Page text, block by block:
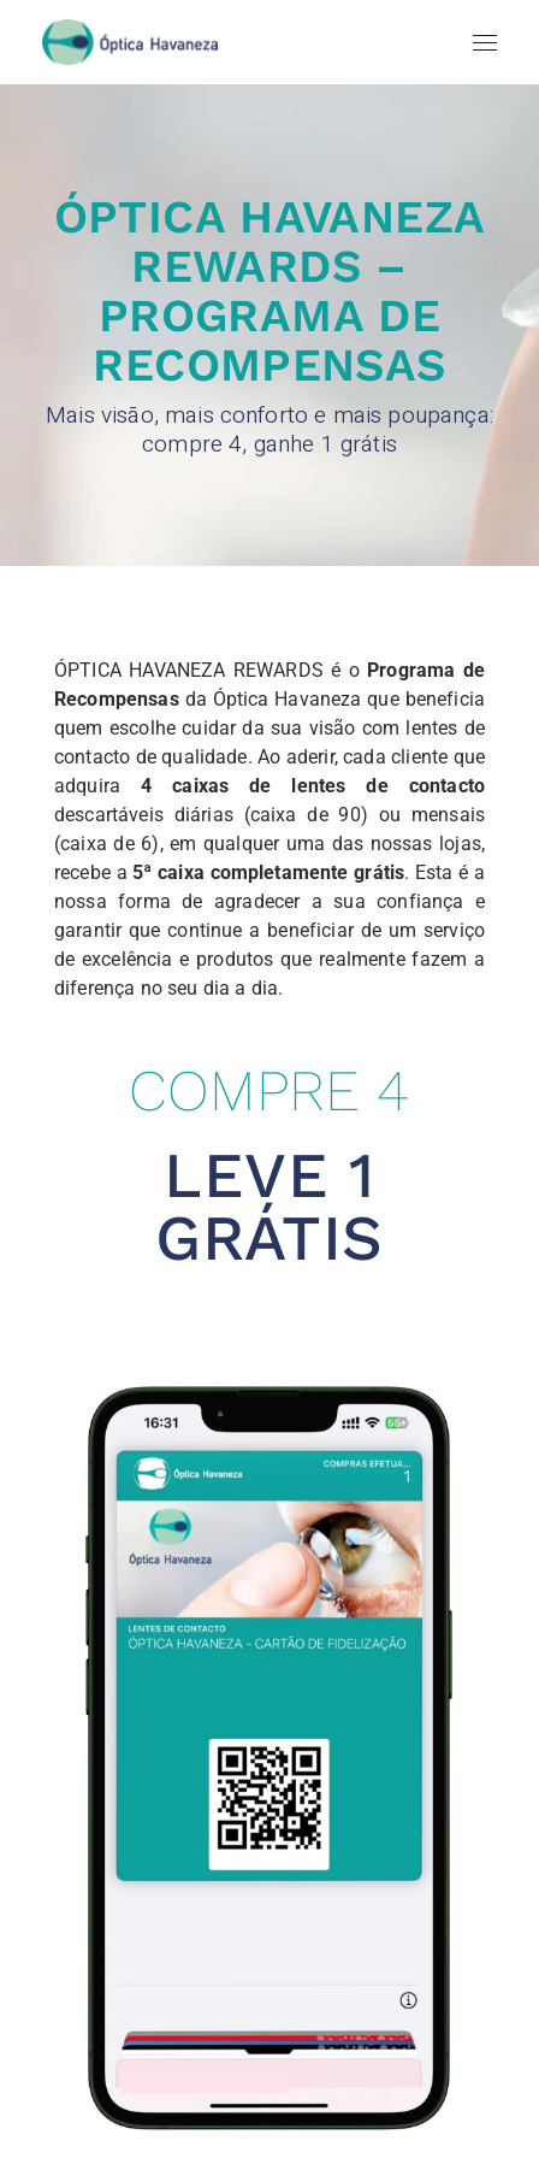
ÓPTICA HAVANEZA
REWARDS –
PROGRAMA DE
RECOMPENSAS
Mais visão, mais conforto e mais poupança:
compre 4, ganhe 1 grátis
ÓPTICA HAVANEZA REWARDS é o Programa de
Recompensasda Óptica Havaneza que beneficia
quem escolhe cuidar da sua visão com lentes de
contacto de qualidade. Ao aderir, cada cliente que
adquira4 caixas de lentes de contacto
descartáveis diárias (caixa de 90) ou mensais
(caixa de 6), em qualquer uma das nossas lojas,
recebe a 5ª caixa completamente grátis. Esta é a
nossa forma de agradecer a sua confiança e
garantir que continue a beneficiar de um serviço
de excelência e produtos que realmente fazem a
diferença no seu dia a dia.
COMPRE 4
LEVE 1
GRÁTIS